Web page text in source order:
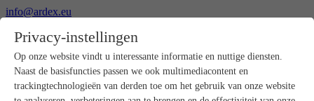
info@ardex.eu
Nederlands
Français
Producten
Productoverzicht
Privacy-instellingen
Op onze website vindt u interessante informatie en nuttige diensten.
Naast de basisfuncties passen we ook multimediacontent en
trackingtechnologieën van derden toe om het gebruik van onze website